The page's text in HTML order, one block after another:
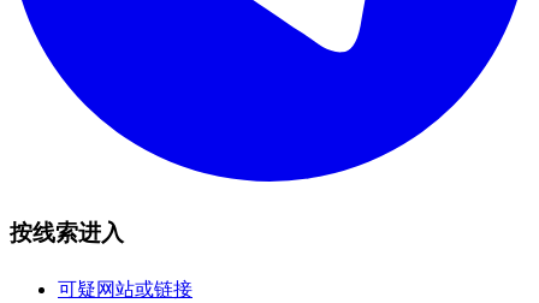
按线索进入
可疑网站或链接